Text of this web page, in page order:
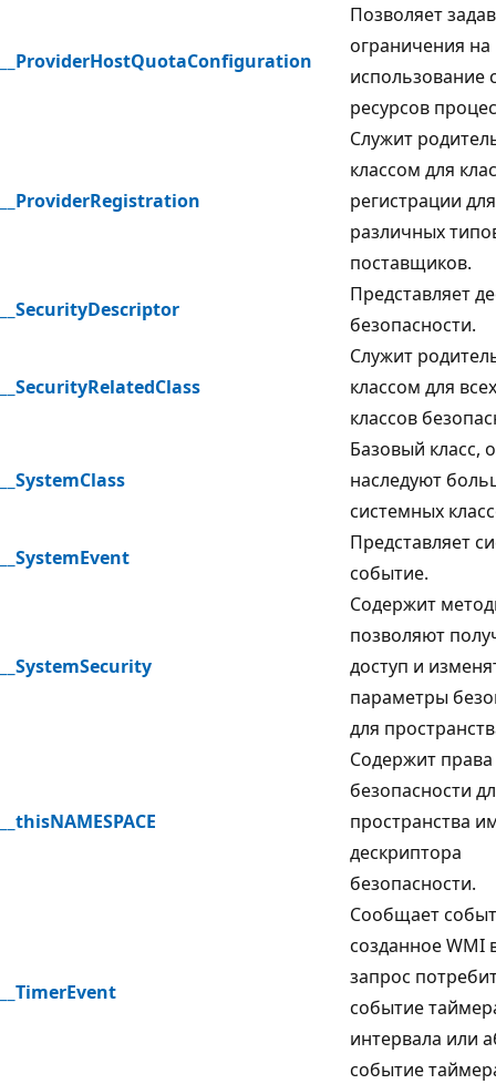
__ProviderHostQuotaConfiguration
Позволяет
ограничения на
использование
ресурсов
__ProviderRegistration
Служит
классом для
регистрации для
различных
поставщиков.
__SecurityDescriptor
Представляет
безопасности.
__SecurityRelatedClass
Служит
классом для
классов
__SystemClass
Базовый класс,
наследуют
системных
__SystemEvent
Представляет
событие.
__SystemSecurity
Содержит
позволяют
доступ и
параметры
для
__thisNAMESPACE
Содержит права
безопасности
пространства
дескриптора
безопасности.
__TimerEvent
Сообщает
созданное WMI
запрос
событие
интервала или
событие